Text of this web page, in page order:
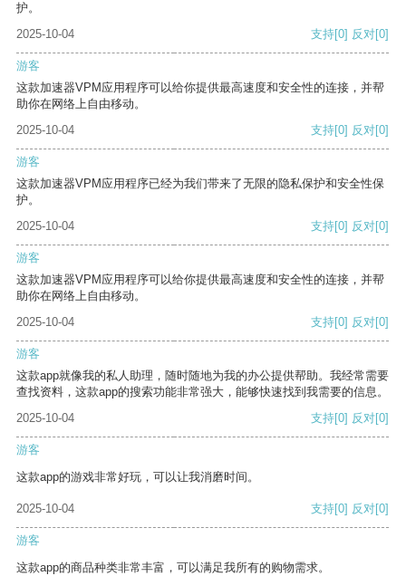
护。
2025-10-04
支持[0] 反对[0]
游客
这款加速器VPM应用程序可以给你提供最高速度和安全性的连接，并帮
助你在网络上自由移动。
2025-10-04
支持[0] 反对[0]
游客
这款加速器VPM应用程序已经为我们带来了无限的隐私保护和安全性保
护。
2025-10-04
支持[0] 反对[0]
游客
这款加速器VPM应用程序可以给你提供最高速度和安全性的连接，并帮
助你在网络上自由移动。
2025-10-04
支持[0] 反对[0]
游客
这款app就像我的私人助理，随时随地为我的办公提供帮助。我经常需要
查找资料，这款app的搜索功能非常强大，能够快速找到我需要的信息。
2025-10-04
支持[0] 反对[0]
游客
这款app的游戏非常好玩，可以让我消磨时间。
2025-10-04 支持[0] 反对[0]
游客
这款app的商品种类非常丰富，可以满足我所有的购物需求。